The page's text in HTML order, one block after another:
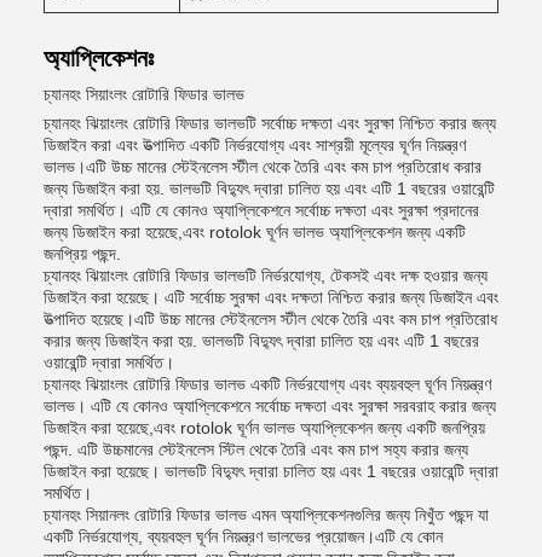
অ্যাপ্লিকেশনঃ
চ্যানহং সিয়াংলং রোটারি ফিডার ভালভ
চ্যানহং ঝিয়াংলং রোটারি ফিডার ভালভটি সর্বোচ্চ দক্ষতা এবং সুরক্ষা নিশ্চিত করার জন্য
ডিজাইন করা এবং উত্পাদিত একটি নির্ভরযোগ্য এবং সাশ্রয়ী মূল্যের ঘূর্ণন নিয়ন্ত্রণ
ভালভ।এটি উচ্চ মানের স্টেইনলেস স্টীল থেকে তৈরি এবং কম চাপ প্রতিরোধ করার
জন্য ডিজাইন করা হয়. ভালভটি বিদ্যুৎ দ্বারা চালিত হয় এবং এটি 1 বছরের ওয়ারেন্টি
দ্বারা সমর্থিত। এটি যে কোনও অ্যাপ্লিকেশনে সর্বোচ্চ দক্ষতা এবং সুরক্ষা প্রদানের
জন্য ডিজাইন করা হয়েছে,এবং rotolok ঘূর্ণন ভালভ অ্যাপ্লিকেশন জন্য একটি
জনপ্রিয় পছন্দ.
চ্যানহং ঝিয়াংলং রোটারি ফিডার ভালভটি নির্ভরযোগ্য, টেকসই এবং দক্ষ হওয়ার জন্য
ডিজাইন করা হয়েছে। এটি সর্বোচ্চ সুরক্ষা এবং দক্ষতা নিশ্চিত করার জন্য ডিজাইন এবং
উত্পাদিত হয়েছে।এটি উচ্চ মানের স্টেইনলেস স্টীল থেকে তৈরি এবং কম চাপ প্রতিরোধ
করার জন্য ডিজাইন করা হয়. ভালভটি বিদ্যুৎ দ্বারা চালিত হয় এবং এটি 1 বছরের
ওয়ারেন্টি দ্বারা সমর্থিত।
চ্যানহং ঝিয়াংলং রোটারি ফিডার ভালভ একটি নির্ভরযোগ্য এবং ব্যয়বহুল ঘূর্ণন নিয়ন্ত্রণ
ভালভ। এটি যে কোনও অ্যাপ্লিকেশনে সর্বোচ্চ দক্ষতা এবং সুরক্ষা সরবরাহ করার জন্য
ডিজাইন করা হয়েছে,এবং rotolok ঘূর্ণন ভালভ অ্যাপ্লিকেশন জন্য একটি জনপ্রিয়
পছন্দ. এটি উচ্চমানের স্টেইনলেস স্টিল থেকে তৈরি এবং কম চাপ সহ্য করার জন্য
ডিজাইন করা হয়েছে। ভালভটি বিদ্যুৎ দ্বারা চালিত হয় এবং 1 বছরের ওয়ারেন্টি দ্বারা
সমর্থিত।
চ্যানহং সিয়ানলং রোটারি ফিডার ভালভ এমন অ্যাপ্লিকেশনগুলির জন্য নিখুঁত পছন্দ যা
একটি নির্ভরযোগ্য, ব্যয়বহুল ঘূর্ণন নিয়ন্ত্রণ ভালভের প্রয়োজন।এটি যে কোন